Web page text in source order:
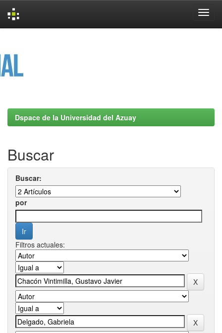
Dspace de la Universidad del Azuay
Buscar
Buscar:
por
Filtros actuales: